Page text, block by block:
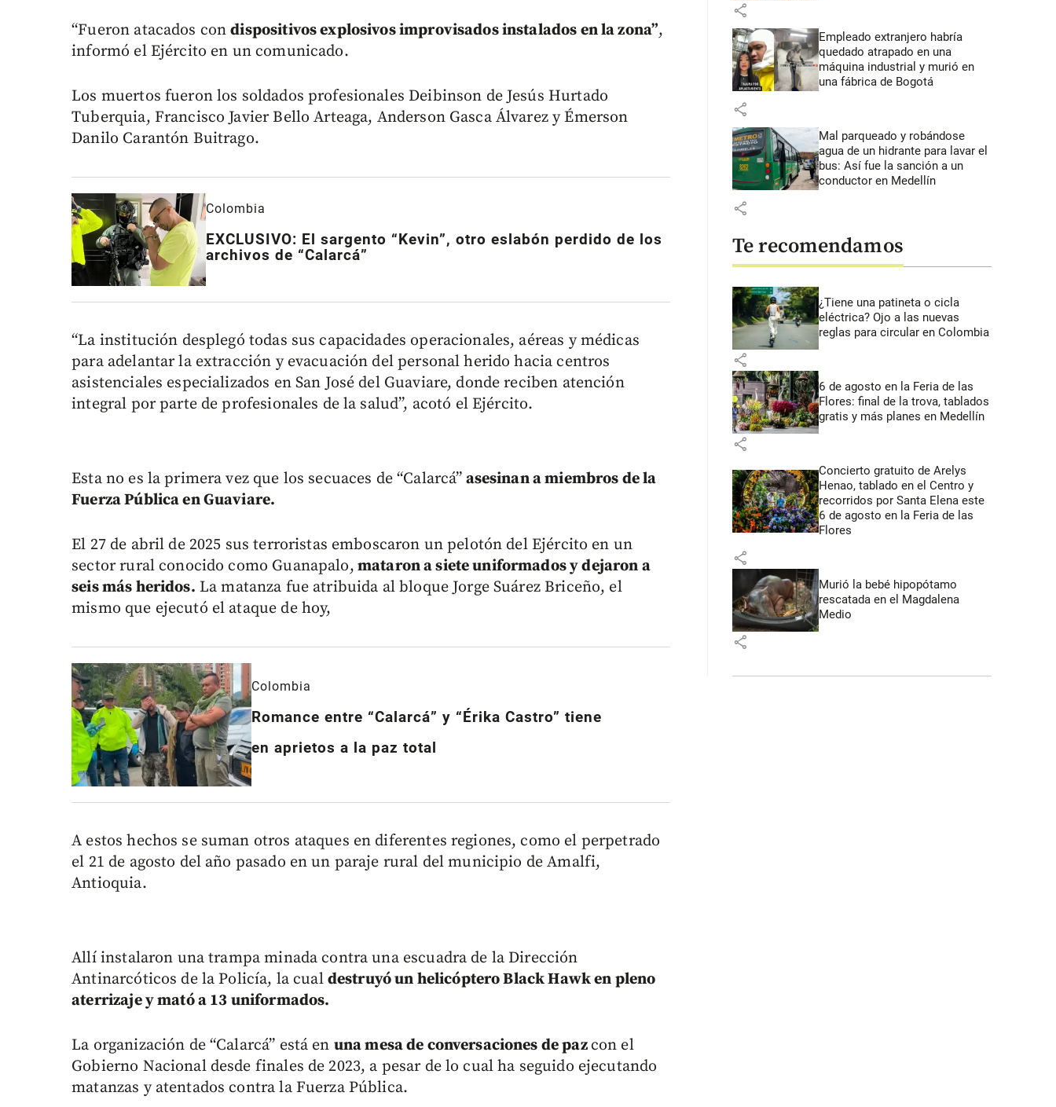
“Fueron atacados condispositivos explosivos improvisados instalados en la zona”,
informó el Ejército en un comunicado.
Los muertos fueron los soldados profesionales Deibinson de Jesús Hurtado
Tuberquia, Francisco Javier Bello Arteaga, Anderson Gasca Álvarez y Émerson
Danilo Carantón Buitrago.
Colombia
EXCLUSIVO: El sargento “Kevin”, otro eslabón perdido de los
archivos de “Calarcá”
“La institución desplegó todas sus capacidades operacionales, aéreas y médicas
para adelantar la extracción y evacuación del personal herido hacia centros
asistenciales especializados en San José del Guaviare, donde reciben atención
integral por parte de profesionales de la salud”, acotó el Ejército.
Esta no es la primera vez que los secuaces de “Calarcá” asesinan a miembros de la
Fuerza Pública en Guaviare.
El 27 de abril de 2025 sus terroristas emboscaron un pelotón del Ejército en un
sector rural conocido como Guanapalo, mataron a siete uniformados y dejaron a
seis más heridos. La matanza fue atribuida al bloque Jorge Suárez Briceño, el
mismo que ejecutó el ataque de hoy,
Colombia
Romance entre “Calarcá” y “Érika Castro” tiene
en aprietos a la paz total
A estos hechos se suman otros ataques en diferentes regiones, como el perpetrado
el 21 de agosto del año pasado en un paraje rural del municipio de Amalfi,
Antioquia.
Allí instalaron una trampa minada contra una escuadra de la Dirección
Antinarcóticos de la Policía, la cual destruyó un helicóptero Black Hawk en pleno
aterrizaje y mató a 13 uniformados.
La organización de “Calarcá” está en una mesa de conversaciones de pazcon el
Gobierno Nacional desde finales de 2023, a pesar de lo cual ha seguido ejecutando
matanzas y atentados contra la Fuerza Pública.
share
Empleado extranjero habría
quedado atrapado en una
máquina industrial y murió en
una fábrica de Bogotá
share
Mal parqueado y robándose
agua de un hidrante para lavar el
bus: Así fue la sanción a un
conductor en Medellín
share
Te recomendamos
¿Tiene una patineta o cicla
eléctrica? Ojo a las nuevas
reglas para circular en Colombia
share
6 de agosto en la Feria de las
Flores: final de la trova, tablados
gratis y más planes en Medellín
share
Concierto gratuito de Arelys
Henao, tablado en el Centro y
recorridos por Santa Elena este
6 de agosto en la Feria de las
Flores
share
Murió la bebé hipopótamo
rescatada en el Magdalena
Medio
share